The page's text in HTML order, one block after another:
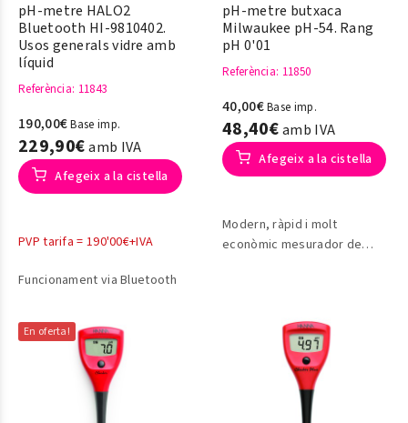
pH-metre HALO2
Bluetooth HI-9810402.
Usos generals vidre amb
líquid
Referència: 11843
190,00€Base imp.
229,90€amb IVA
Afegeix a la cistella
PVP tarifa = 190'00€+IVA
Funcionament via Bluetooth
pH-metre butxaca
Milwaukee pH-54. Rang
pH 0'01
Referència: 11850
40,00€Base imp.
48,40€amb IVA
Afegeix a la cistella
Modern, ràpid i molt
econòmic mesurador de
En oferta!